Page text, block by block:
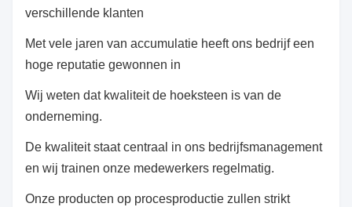
verschillende klanten
Met vele jaren van accumulatie heeft ons bedrijf een
hoge reputatie gewonnen in
Wij weten dat kwaliteit de hoeksteen is van de
onderneming.
De kwaliteit staat centraal in ons bedrijfsmanagement
en wij trainen onze medewerkers regelmatig.
Onze producten op procesproductie zullen strikt